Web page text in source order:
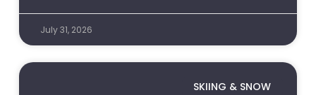
July 31, 2026
SKIING & SNOW